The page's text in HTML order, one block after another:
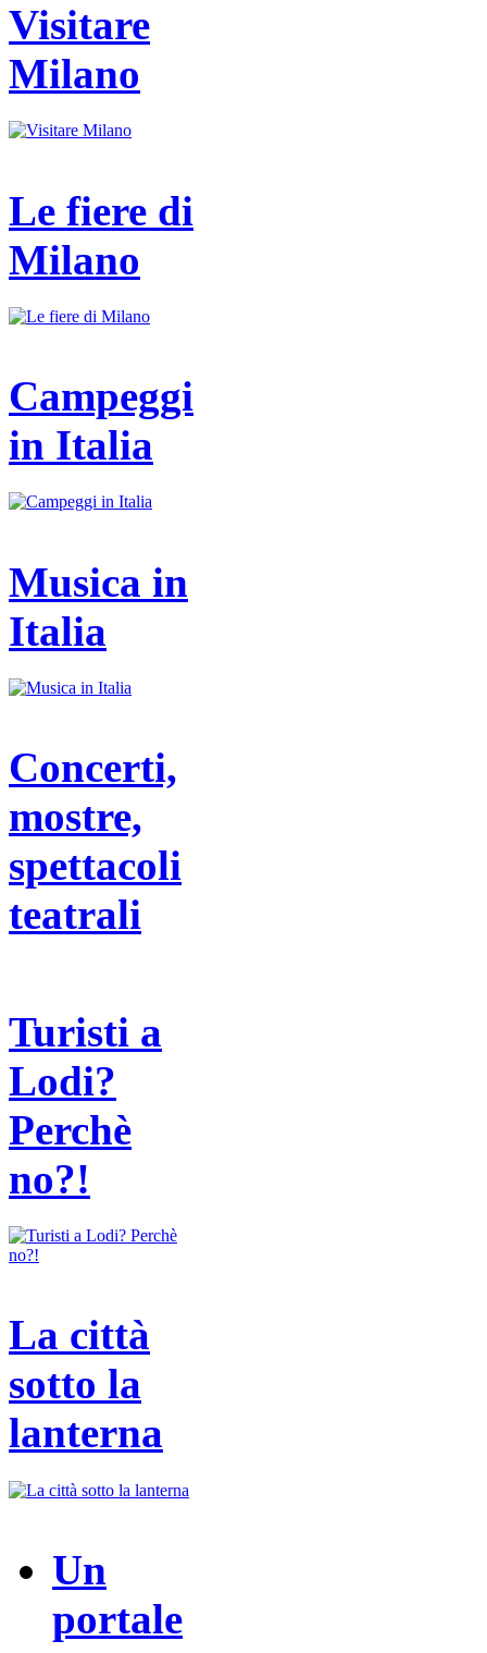
Visitare
Milano
Le fiere di
Milano
Campeggi
in Italia
Musica in
Italia
Concerti,
mostre,
spettacoli
teatrali
Turisti a
Lodi?
Perchè
no?!
La città
sotto la
lanterna
Un
portale